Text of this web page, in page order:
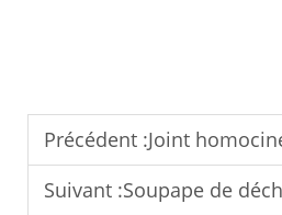
Précédent :Joint homocinétique pour
Suivant :Soupape de décharge du